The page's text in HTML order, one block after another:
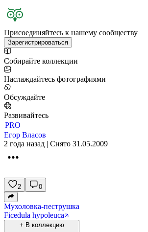
Присоединяйтесь к нашему сообществу
Зарегистрироваться
Собирайте коллекции
Наслаждайтесь фотографиями
Обсуждайте
Развивайтесь
PRO
Егор Власов
2 года назад | Снято 31.05.2009
2 0
Мухоловка-пеструшка
Ficedula hypoleuca
+ В коллекцию